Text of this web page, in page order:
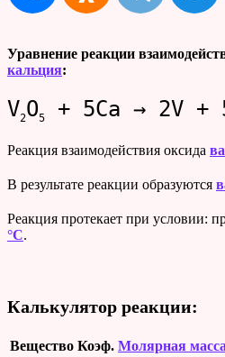
Уравнение реакции
кальция:
V2O5 + 5Ca → 2V +
Реакция взаимодействия оксида
В результате реакции образуются
Реакция протекает при условии:
°C.
Калькулятор реакции:
Вещество Коэф. Молярная масса